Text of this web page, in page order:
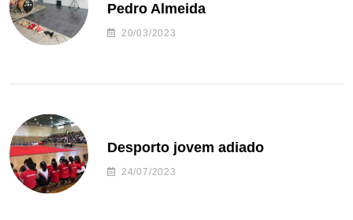
Pedro Almeida
20/03/2023
Desporto jovem adiado
24/07/2023